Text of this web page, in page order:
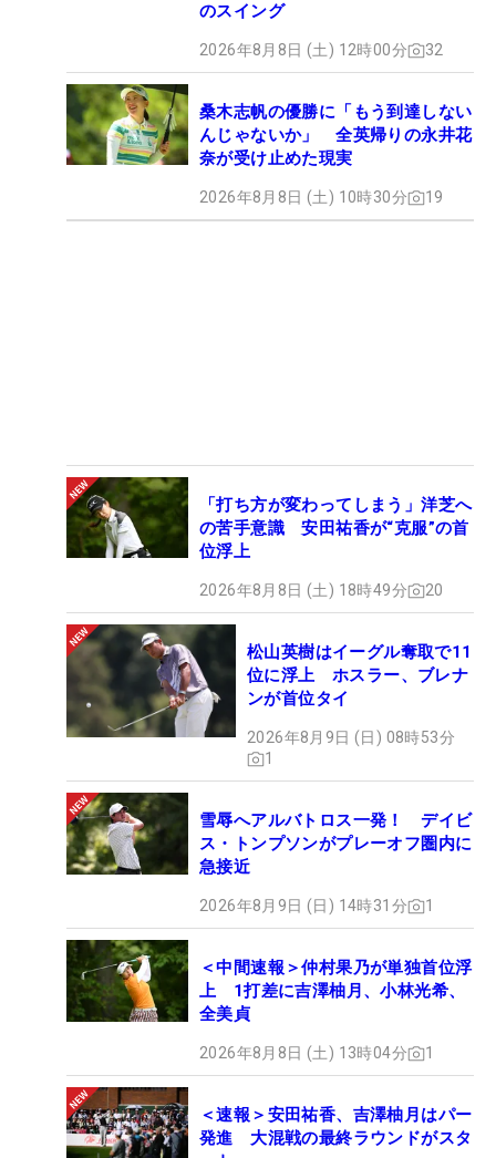
のスイング
2026年8月8日 (土) 12時00分 32
桑木志帆の優勝に「もう到達しない
んじゃないか」 全英帰りの永井花
奈が受け止めた現実
2026年8月8日 (土) 10時30分 19
「打ち方が変わってしまう」洋芝へ
の苦手意識 安田祐香が“克服”の首
位浮上
2026年8月8日 (土) 18時49分 20
松山英樹はイーグル奪取で11
位に浮上 ホスラー、ブレナ
ンが首位タイ
2026年8月9日 (日) 08時53分
1
雪辱へアルバトロス一発！ デイビ
ス・トンプソンがプレーオフ圏内に
急接近
2026年8月9日 (日) 14時31分 1
＜中間速報＞仲村果乃が単独首位浮
上 1打差に吉澤柚月、小林光希、
全美貞
2026年8月8日 (土) 13時04分 1
＜速報＞安田祐香、吉澤柚月はパー
発進 大混戦の最終ラウンドがスタ